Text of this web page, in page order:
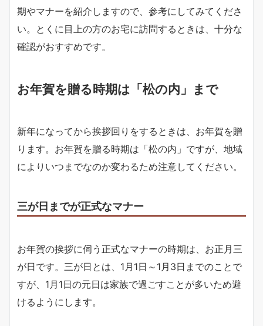
期やマナーを紹介しますので、参考にしてみてくださ
い。とくに目上の方のお宅に訪問するときは、十分な
確認がおすすめです。
お年賀を贈る時期は「松の内」まで
新年になってから挨拶回りをするときは、お年賀を贈
ります。お年賀を贈る時期は「松の内」ですが、地域
によりいつまでなのか変わるため注意してください。
三が日までが正式なマナー
お年賀の挨拶に伺う正式なマナーの時期は、お正月三
が日です。三が日とは、1月1日～1月3日までのことで
すが、1月1日の元日は家族で過ごすことが多いため避
けるようにします。